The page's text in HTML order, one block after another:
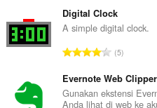
p
e
n
d
p
a
o
t
a
p
e
n
m
l
h
o
t
Digital Clock
A simple digital clock.
J
m
l
5
Evernote Web Clipper
Gunakan ekstensi
Anda lihat di web ke